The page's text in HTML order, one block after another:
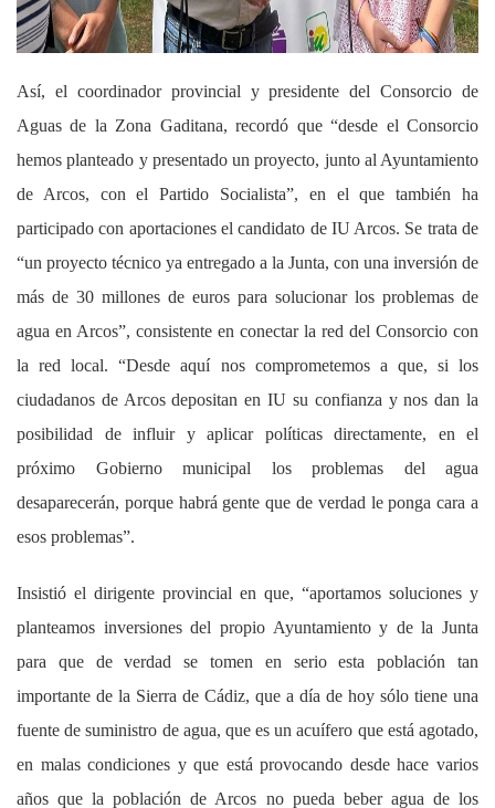
Así, el coordinador provincial y presidente del Consorcio de
Aguas de la Zona Gaditana, recordó que “desde el Consorcio
hemos planteado y presentado un proyecto, junto al Ayuntamiento
de Arcos, con el Partido Socialista”, en el que también ha
participado con aportaciones el candidato de IU Arcos. Se trata de
“un proyecto técnico ya entregado a la Junta, con una inversión de
más de 30 millones de euros para solucionar los problemas de
agua en Arcos”, consistente en conectar la red del Consorcio con
la red local. “Desde aquí nos comprometemos a que, si los
ciudadanos de Arcos depositan en IU su confianza y nos dan la
posibilidad de influir y aplicar políticas directamente, en el
próximo Gobierno municipal los problemas del agua
desaparecerán, porque habrá gente que de verdad le ponga cara a
esos problemas”.
Insistió el dirigente provincial en que, “aportamos soluciones y
planteamos inversiones del propio Ayuntamiento y de la Junta
para que de verdad se tomen en serio esta población tan
importante de la Sierra de Cádiz, que a día de hoy sólo tiene una
fuente de suministro de agua, que es un acuífero que está agotado,
en malas condiciones y que está provocando desde hace varios
años que la población de Arcos no pueda beber agua de los